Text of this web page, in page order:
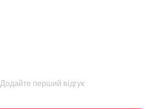
Додайте перший відгук